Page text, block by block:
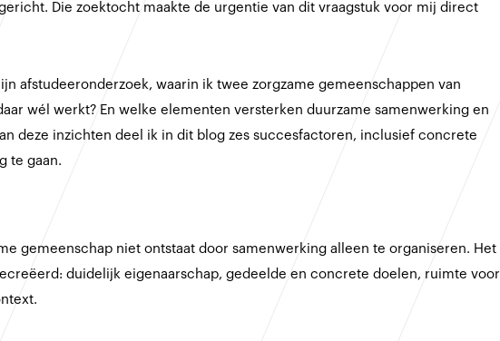
Die zoektocht maakte de urgentie van dit vraagstuk voor mij direct
afstudeeronderzoek, waarin ik twee zorgzame gemeenschappen van
wél werkt? En welke elementen versterken duurzame samenwerking en
deze inzichten deel ik in dit blog zes succesfactoren, inclusief concrete
te gaan.
gemeenschap niet ontstaat door samenwerking alleen te organiseren. Het
duidelijk eigenaarschap, gedeelde en concrete doelen, ruimte voor